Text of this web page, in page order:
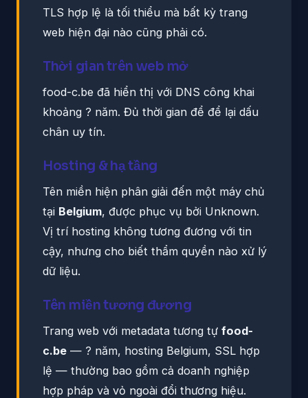
TLS hợp lệ là tối thiểu mà bất kỳ trang
web hiện đại nào cũng phải có.
Thời gian trên web mở
food-c.be đã hiển thị với DNS công khai
khoảng ? năm. Đủ thời gian để để lại dấu
chân uy tín.
Hosting & hạ tầng
Tên miền hiện phân giải đến một máy chủ
tại Belgium, được phục vụ bởi Unknown.
Vị trí hosting không tương đương với tin
cậy, nhưng cho biết thẩm quyền nào xử lý
dữ liệu.
Tên miền tương đương
Trang web với metadata tương tự food-
c.be — ? năm, hosting Belgium, SSL hợp
lệ — thường bao gồm cả doanh nghiệp
hợp pháp và vỏ ngoài đổi thương hiệu.